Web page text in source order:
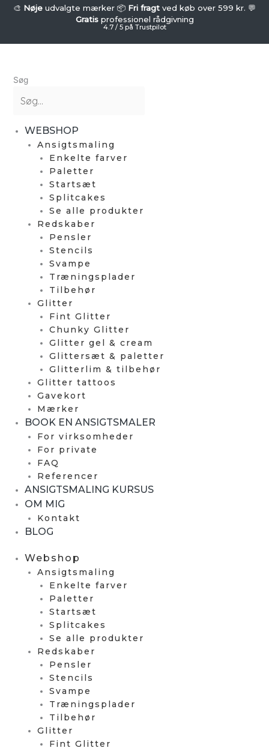
🎨 Nøje udvalgte mærker 📦 Fri fragt ved køb over 599 kr. 💬
Gratisprofessionel rådgivning
4.7 / 5 på Trustpilot
Søg
WEBSHOP
Ansigtsmaling
Enkelte farver
Paletter
Startsæt
Splitcakes
Se alle produkter
Redskaber
Pensler
Stencils
Svampe
Træningsplader
Tilbehør
Glitter
Fint Glitter
Chunky Glitter
Glitter gel & cream
Glittersæt & paletter
Glitterlim & tilbehør
Glitter tattoos
Gavekort
Mærker
BOOK EN ANSIGTSMALER
For virksomheder
For private
FAQ
Referencer
ANSIGTSMALING KURSUS
OM MIG
Kontakt
BLOG
Webshop
Ansigtsmaling
Enkelte farver
Paletter
Startsæt
Splitcakes
Se alle produkter
Redskaber
Pensler
Stencils
Svampe
Træningsplader
Tilbehør
Glitter
Fint Glitter